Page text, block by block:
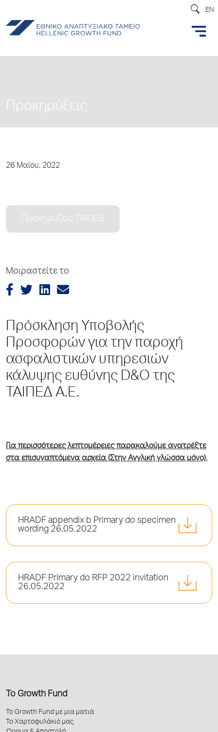
EN
Προκηρύξεις
26 Μαΐου, 2022
Προκηρύξεις ΤΑΙΠΕΔ
Μοιραστείτε το
Πρόσκληση Υποβολής
Προσφορών για την παροχή
ασφαλιστικών υπηρεσιών
κάλυψης ευθύνης D&O της
ΤΑΙΠΕΔ Α.Ε.
Για περισσότερες λεπτομέρειες παρακαλούμε ανατρέξτε
στα επισυναπτόμενα αρχεία (Στην Αγγλική γλώσσα μόνο).
HRADF appendix b Primary do specimen
wording 26.05.2022
HRADF Primary do RFP 2022 invitation
26.05.2022
Το Growth Fund
Το Growth Fund με μια ματιά
Το Χαρτοφυλάκιό μας